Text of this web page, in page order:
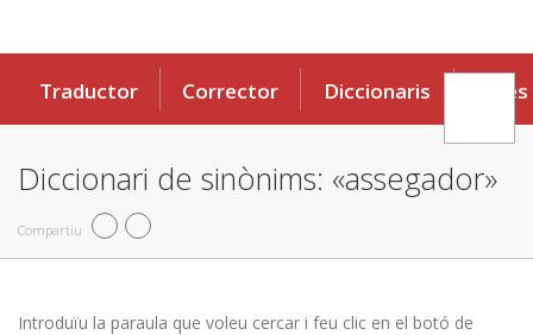
Traductor Corrector Diccionaris Eines
Diccionari de sinònims: «assegador»
Compartiu
Introduïu la paraula que voleu cercar i feu clic en el botó de